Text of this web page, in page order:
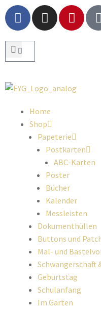
Home
Shop
Papeterie
Postkarten
ABC-Karten
Poster
Bücher
Kalender
Messleisten
Dokumenthüllen
Buttons und
Mal- und
Schwangerschaft
Geburtstag
Schulanfang
Im Garten